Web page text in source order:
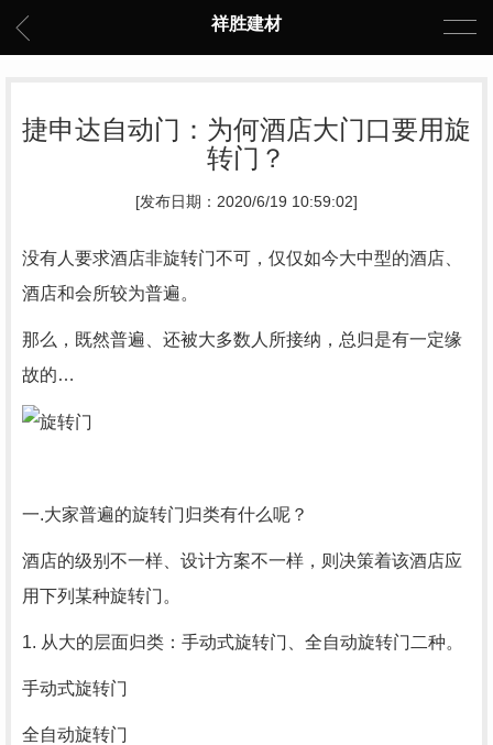
祥胜建材
捷申达自动门：为何酒店大门口要用旋
转门？
[发布日期：2020/6/19 10:59:02]
没有人要求酒店非旋转门不可，仅仅如今大中型的酒店、
酒店和会所较为普遍。
那么，既然普遍、还被大多数人所接纳，总归是有一定缘
故的…
一.大家普遍的旋转门归类有什么呢？
酒店的级别不一样、设计方案不一样，则决策着该酒店应
用下列某种旋转门。
1. 从大的层面归类：手动式旋转门、全自动旋转门二种。
手动式旋转门
全自动旋转门